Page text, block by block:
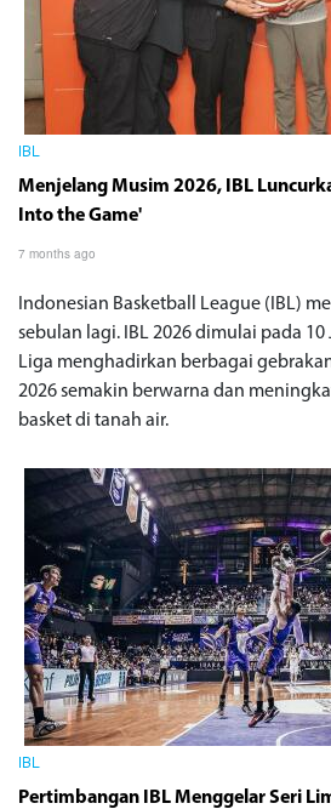
IBL
Menjelang Musim 2026, IBL
Into the Game'
7 months ago
Indonesian Basketball League (IBL)
sebulan lagi. IBL 2026 dimulai pada
Liga menghadirkan berbagai
2026 semakin berwarna dan
basket di tanah air.
IBL
Pertimbangan IBL Menggelar Seri